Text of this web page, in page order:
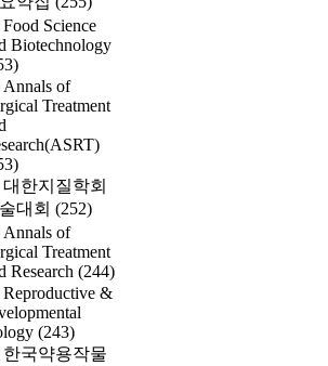
Food Science
Biotechnology
Annals of
Treatment
대한지질학회
대회 (252)
Annals of
Treatment
Research (244)
Reproductive &
(243)
한국약용작물